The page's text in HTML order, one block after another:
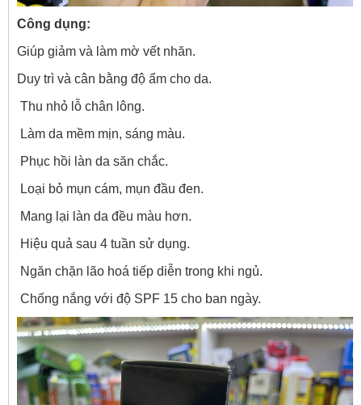
Công dụng:
Giúp giảm và làm mờ vết nhăn.
Duy trì và cân bằng độ ẩm cho da.
Thu nhỏ lỗ chân lông.
Làm da mềm mịn, sáng màu.
Phục hồi làn da săn chắc.
Loại bỏ mụn cám, mụn đầu đen.
Mang lại làn da đều màu hơn.
Hiệu quả sau 4 tuần sử dụng.
Ngăn chặn lão hoá tiếp diễn trong khi ngủ.
Chống nắng với độ SPF 15 cho ban ngày.